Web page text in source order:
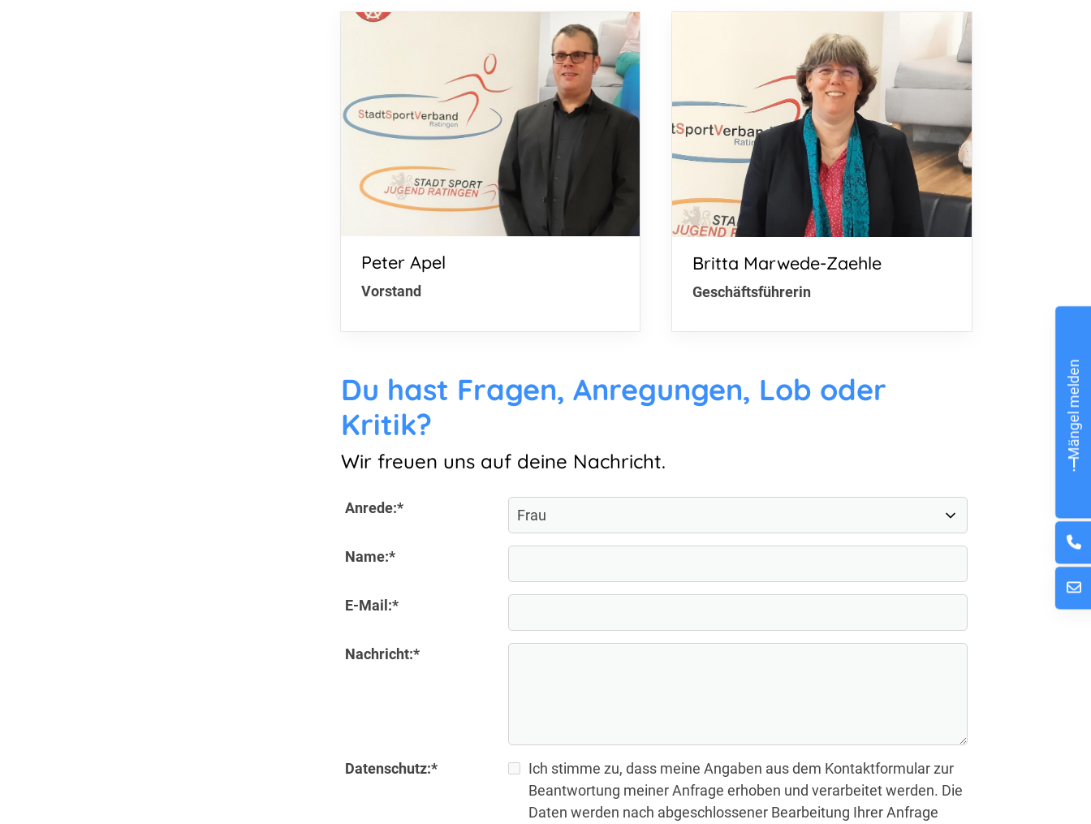
Peter Apel
Vorstand
Britta Marwede-Zaehle
Geschäftsführerin
Du hast Fragen, Anregungen, Lob oder
Kritik?
Wir freuen uns auf deine Nachricht.
Anrede:*
Name:*
E-Mail:*
Nachricht:*
Datenschutz:*
Ich stimme zu, dass meine Angaben aus dem Kontaktformular zur
Beantwortung meiner Anfrage erhoben und verarbeitet werden. Die
Daten werden nach abgeschlossener Bearbeitung Ihrer Anfrage
Mängel melden